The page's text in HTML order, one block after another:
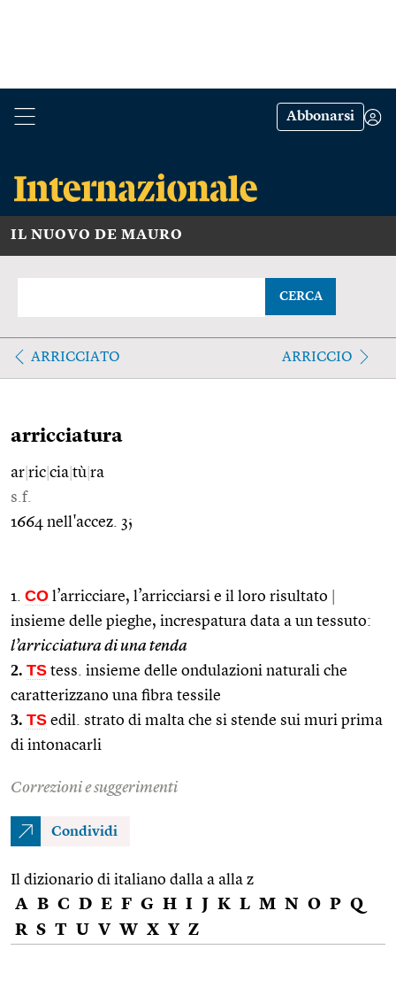
Abbonarsi
IL NUOVO DE MAURO
CERCA
ARRICCIATO ARRICCIO
arricciatura
ar ric cia tù ra
s.f.
1664 nell'accez. 3;
1. CO l’arricciare, l’arricciarsi e il loro risultato
insieme delle pieghe, increspatura data a un tessuto:
l’arricciatura di una tenda
2. TS tess. insieme delle ondulazioni naturali che
caratterizzano una fibra tessile
3. TS edil. strato di malta che si stende sui muri prima
di intonacarli
Correzioni e suggerimenti
Condividi
Il dizionario di italiano dalla a alla z
A B C D E F G H I J K L M N O P Q
R S T U V W X Y Z